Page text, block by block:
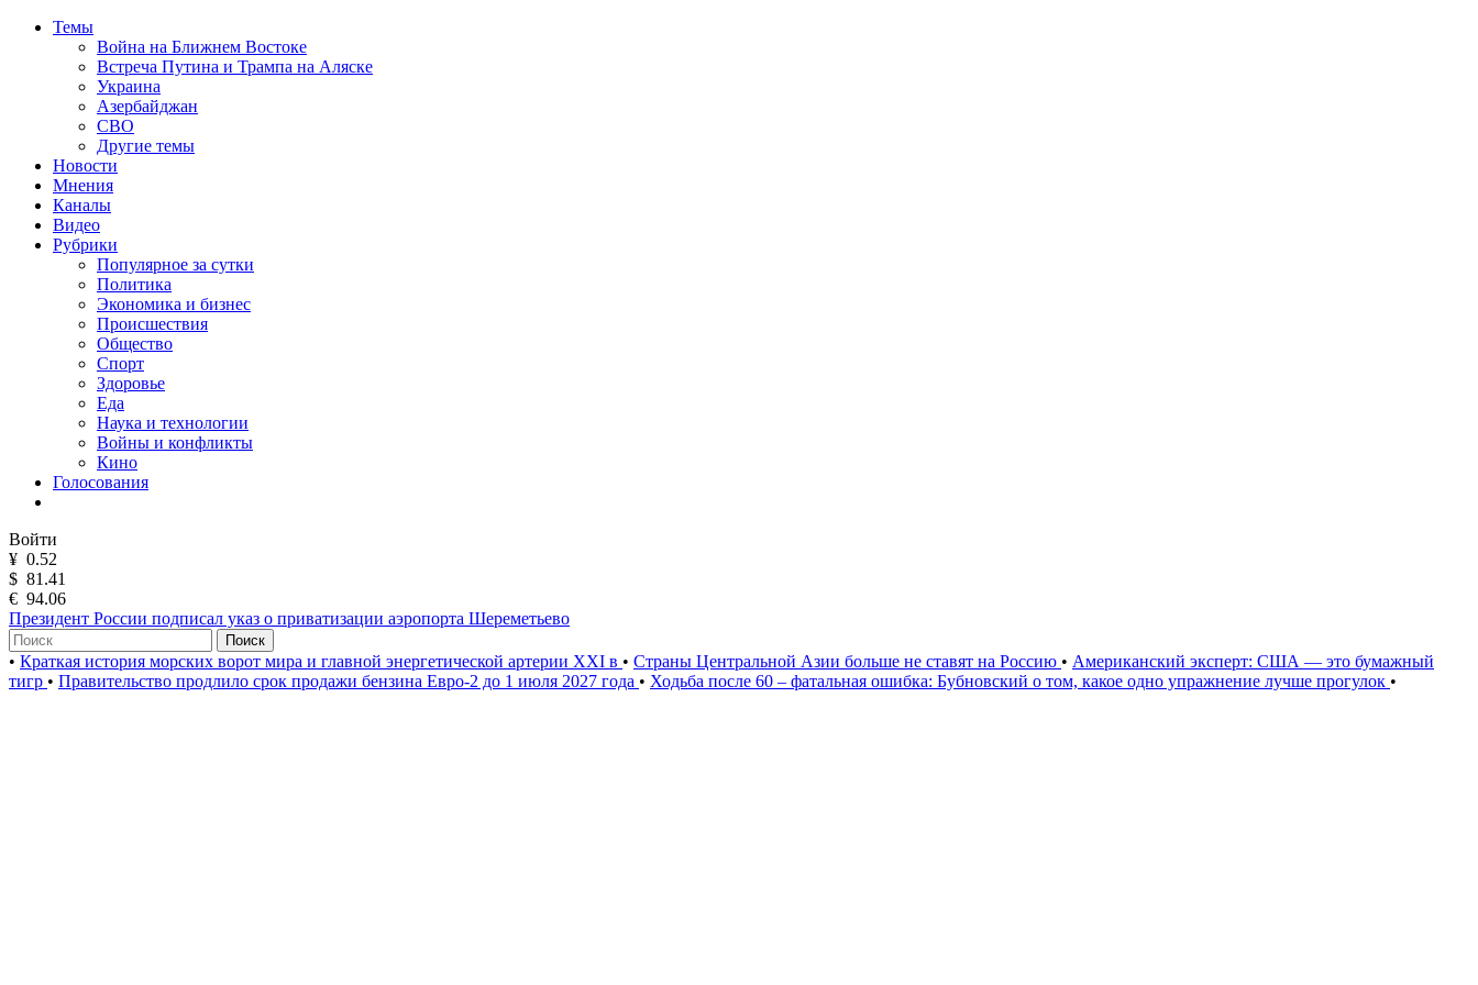
Темы
Война на Ближнем Востоке
Встреча Путина и Трампа на Аляске
Украина
Азербайджан
СВО
Другие темы
Новости
Мнения
Каналы
Видео
Рубрики
Популярное за сутки
Политика
Экономика и бизнес
Происшествия
Общество
Спорт
Здоровье
Еда
Наука и технологии
Войны и конфликты
Кино
Голосования
Войти
¥ 0.52
$ 81.41
€ 94.06
Президент России подписал указ о приватизации аэропорта Шереметьево
Поиск
• Краткая история морских ворот мира и главной энергетической артерии XXI в • Страны Центральной Азии больше не ставят на Россию • Американский эксперт: США — это бумажный
тигр • Правительство продлило срок продажи бензина Евро-2 до 1 июля 2027 года • Ходьба после 60 – фатальная ошибка: Бубновский о том, какое одно упражнение лучше прогулок •